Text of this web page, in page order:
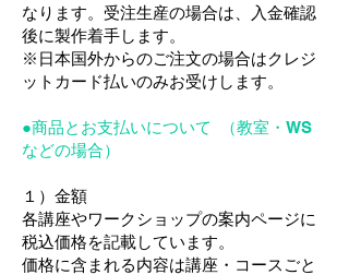
なります。受注生産の場合は、入金確認
後に製作着手します。
※日本国外からの​ご注文の場合はクレジ
ットカード払いのみお受けします。
●商品とお支払いについて （教室・WS
などの場合）
１）金額
各講座やワークショップの案内ページに
税込価格を記載しています。
価格に含まれる内容は講座・コースごと